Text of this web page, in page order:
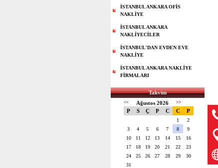
İSTANBUL ANKARA OFİS
NAKLİYE
İSTANBUL ANKARA
NAKLİYECİLER
İSTANBUL'DAN EVDEN EVE
NAKLİYE
İSTANBUL ANKARA NAKLİYE
FİRMALARI
Takvim
<< Ağustos 2026 >>
P S Ç P C C P
1
2
3
4 5 6 7 8
9
10
11 12 13 14 15
16
17
18 19 20 21 22
23
24
25 26 27 28 29
30
31